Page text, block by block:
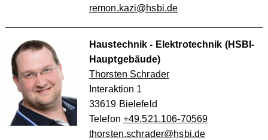
remon.kazi@hsbi.de
Haustechnik - Elektrotechnik (HSBI-
Hauptgebäude)
Thorsten Schrader
Interaktion 1
33619 Bielefeld
Telefon +49.521.106-70569
thorsten.schrader@hsbi.de